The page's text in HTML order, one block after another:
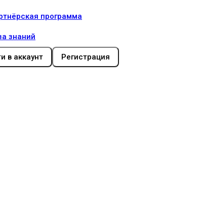
программа
знаний
в аккаунт Регистрация